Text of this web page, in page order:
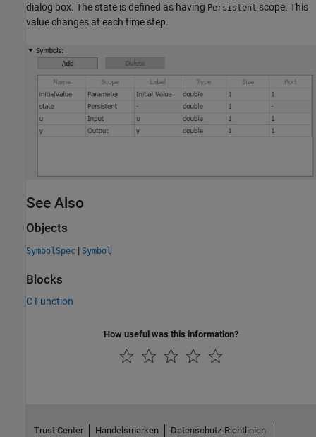
dialog box. The state is defined as having Persistent scope. This
value changes at each time step.
See Also
Objects
SymbolSpec | Symbol
Blocks
C Function
How useful was this information?
Trust Center Handelsmarken Datenschutz-Richtlinien